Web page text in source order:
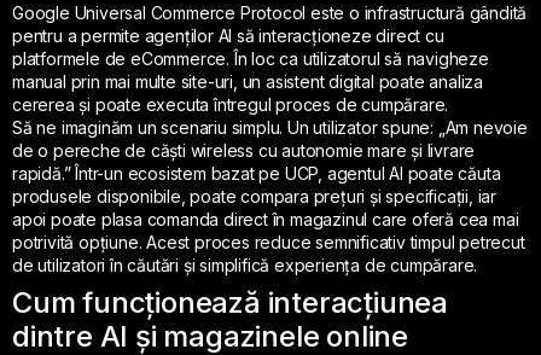
Google Universal Commerce Protocol este o infrastructură gândită
pentru a permite agenților AI să interacționeze direct cu
platformele de eCommerce. În loc ca utilizatorul să navigheze
manual prin mai multe site-uri, un asistent digital poate analiza
cererea și poate executa întregul proces de cumpărare.
Să ne imaginăm un scenariu simplu. Un utilizator spune: „Am nevoie
de o pereche de căști wireless cu autonomie mare și livrare
rapidă.” Într-un ecosistem bazat pe UCP, agentul AI poate căuta
produsele disponibile, poate compara prețuri și specificații, iar
apoi poate plasa comanda direct în magazinul care oferă cea mai
potrivită opțiune. Acest proces reduce semnificativ timpul petrecut
de utilizatori în căutări și simplifică experiența de cumpărare.
Cum funcționează interacțiunea
dintre AI și magazinele online